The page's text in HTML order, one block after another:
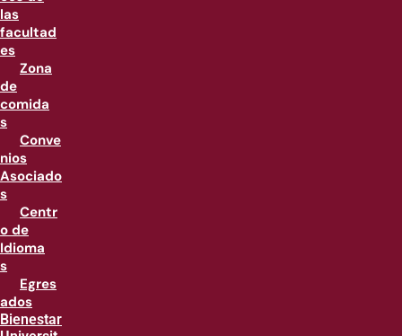
las
facultad
es
Zona
de
comida
s
Conve
nios
Asociado
s
Centr
o de
Idioma
s
Egres
ados
Bienestar